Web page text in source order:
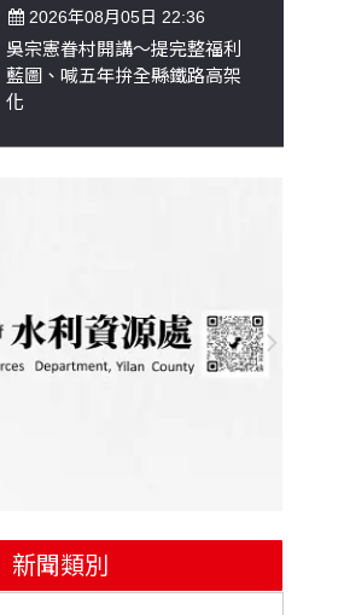
2026年08月05日 22:36
吳宗憲眷村開講～提完整福利
藍圖、喊五年拚全縣鐵路高架
化
新聞類別